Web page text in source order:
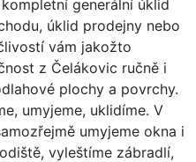
generální úklid
úklid prodejny nebo
vám jakožto
z Čelákovic ručně i
plochy a povrchy.
umyjeme, uklidíme. V
umyjeme okna i
vyleštíme zábradlí,